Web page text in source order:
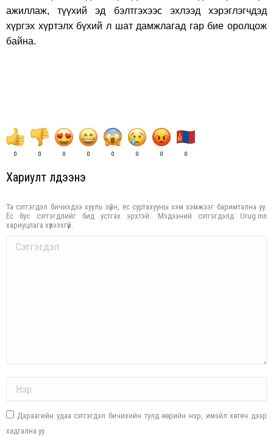
ажиллаж, түүхий эд бэлтгэхээс эхлээд хэрэглэгчдэд
хүргэх хүртэлх бүхий л шат дамжлагад гар бие оролцож
байна.
0 0 0 0 0 0 0 0
Хариулт үлдээнэ үү
Та сэтгэгдэл бичихдээ хууль зүйн, ёс суртахууны хэм хэмжээг баримтална уу.
Ёс бус сэтгэгдлийг бид устгах эрхтэй. Мэдээний сэтгэгдэлд Urug.mn
хариуцлага хүлээхгүй.
Comment
Дараагийн удаа сэтгэгдэл бичихийн тулд өөрийн нэр, имэйл хөтөч дээр
хадгална уу.